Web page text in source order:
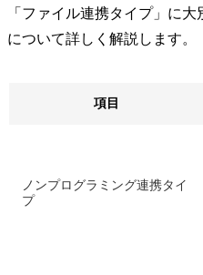
「ファイル連携タイプ」に
について詳しく解説します。
項目
ノンプログラミング連携タイ
プ